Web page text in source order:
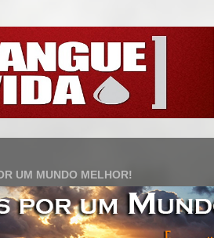
UM MUNDO MELHOR!